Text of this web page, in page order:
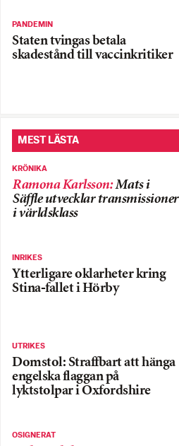
PANDEMIN
Staten tvingas betala
skadestånd till vaccinkritiker
MEST LÄSTA
KRÖNIKA
Ramona Karlsson:Mats i
Säffle utvecklar transmissioner
i världsklass
INRIKES
Ytterligare oklarheter kring
Stina-fallet i Hörby
UTRIKES
Domstol: Straffbart att hänga
engelska flaggan på
lyktstolpar i Oxfordshire
OSIGNERAT